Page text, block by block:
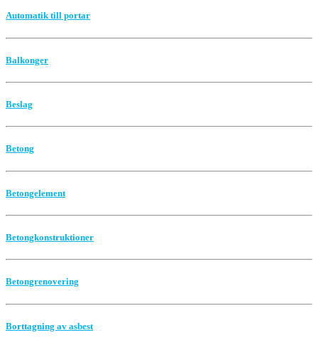
Automatik till portar
Balkonger
Beslag
Betong
Betongelement
Betongkonstruktioner
Betongrenovering
Borttagning av asbest